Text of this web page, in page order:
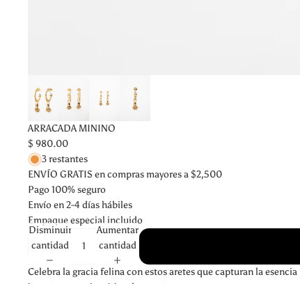
ARRACADA MININO
$ 980.00
3 restantes
ENVÍO GRATIS en compras mayores a $2,500
Pago 100% seguro
Envío en 2-4 días hábiles
Empaque especial incluido
Disminuir
cantidad
Aumentar
cantidad
Celebra la gracia felina con estos aretes que capturan la esencia